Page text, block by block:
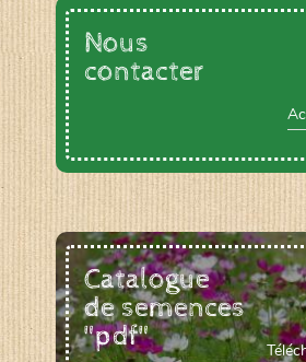
Nous
contacter
Catalogue
de semences
"pdf"